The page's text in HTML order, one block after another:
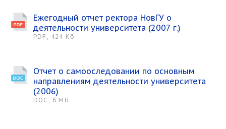
Ежегодный отчет ректора НовГУ о
деятельности университета (2007 г.)
PDF, 424 Кб
Отчет о самооследовании по основным
направлениям деятельности университета
(2006)
DOC, 6 Мб